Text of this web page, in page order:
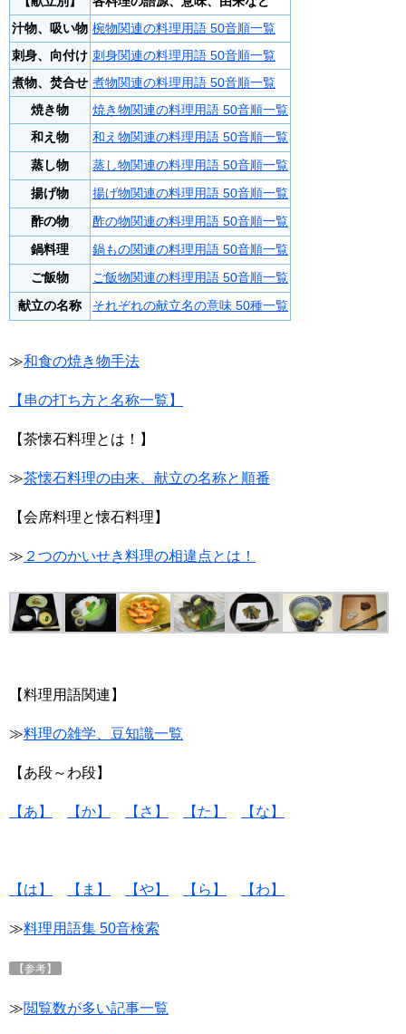
汁物、吸い物 椀物関連の料理用語 50音順一覧
刺身、向付け 刺身関連の料理用語 50音順一覧
煮物、焚合せ 煮物関連の料理用語 50音順一覧
焼き物
焼き物関連の料理用語 50音順一覧
和え物
和え物関連の料理用語 50音順一覧
蒸し物 蒸し物関連の料理用語 50音順一覧
揚げ物 揚げ物関連の料理用語 50音順一覧
酢の物 酢の物関連の料理用語 50音順一覧
鍋料理 鍋もの関連の料理用語 50音順一覧
ご飯物 ご飯物関連の料理用語 50音順一覧
献立の名称 それぞれの献立名の意味 50種一覧
≫和食の焼き物手法
【串の打ち方と名称一覧】
【茶懐石料理とは！】
≫茶懐石料理の由来、献立の名称と順番
【会席料理と懐石料理】
≫ ２つのかいせき料理の相違点とは！
【料理用語関連】
≫料理の雑学、豆知識一覧
【あ段～わ段】
【あ】 【か】 【さ】 【た】 【な】
【は】 【ま】 【や】 【ら】 【わ】
≫料理用語集 50音検索
【参考】
≫閲覧数が多い記事一覧